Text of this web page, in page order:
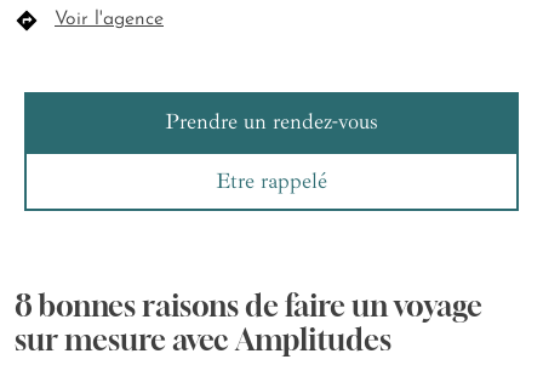
Voir l'agence
Prendre un rendez-vous
Etre rappelé
8 bonnes raisons de faire un voyage
sur mesure avec Amplitudes